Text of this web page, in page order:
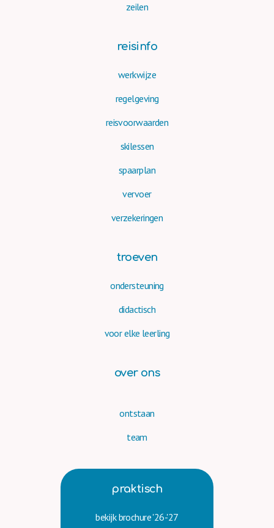
zeilen
reisinfo
werkwijze
regelgeving
reisvoorwaarden
skilessen
spaarplan
vervoer
verzekeringen
troeven
ondersteuning
didactisch
voor elke leerling
over ons
ontstaan
team
praktisch
bekijk brochure '26-'27